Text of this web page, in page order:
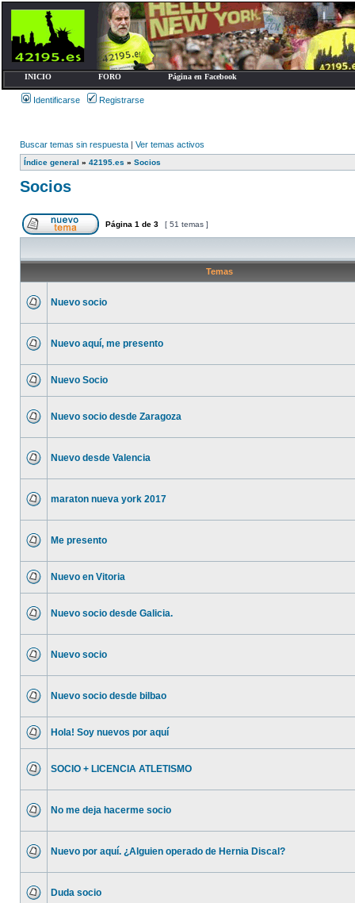
INICIO FORO Página en Facebook
Identificarse Registrarse
Buscar temas sin respuesta | Ver temas activos
Índice general » 42195.es » Socios
Socios
Página 1 de 3 [ 51 temas ]
Temas
Nuevo socio
Nuevo aquí, me presento
Nuevo Socio
Nuevo socio desde Zaragoza
Nuevo desde Valencia
maraton nueva york 2017
Me presento
Nuevo en Vitoria
Nuevo socio desde Galicia.
Nuevo socio
Nuevo socio desde bilbao
Hola! Soy nuevos por aquí
SOCIO + LICENCIA ATLETISMO
No me deja hacerme socio
Nuevo por aquí. ¿Alguien operado de Hernia Discal?
Duda socio